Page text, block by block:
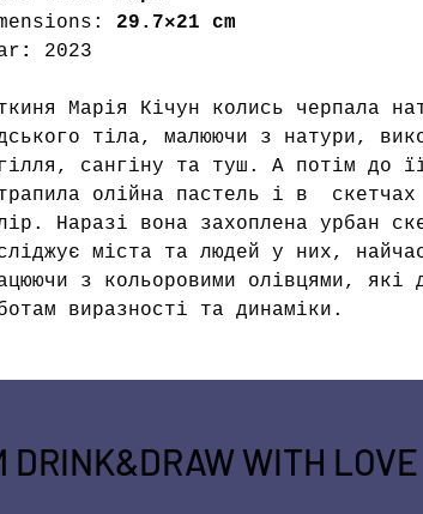
29.7×21 cm
: 2023
Марія Кічун колись черпала
тіла, малюючи з натури,
сангіну та туш. А потім до
олійна пастель і в
Наразі вона захоплена урбан
міста та людей у них,
з кольоровими олівцями, які
виразності та динаміки.
DRINK&DRAW WITH LOVE